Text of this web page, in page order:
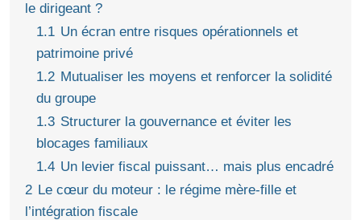
le dirigeant ?
1.1 Un écran entre risques opérationnels et
patrimoine privé
1.2 Mutualiser les moyens et renforcer la solidité
du groupe
1.3 Structurer la gouvernance et éviter les
blocages familiaux
1.4 Un levier fiscal puissant… mais plus encadré
2 Le cœur du moteur : le régime mère-fille et
l’intégration fiscale